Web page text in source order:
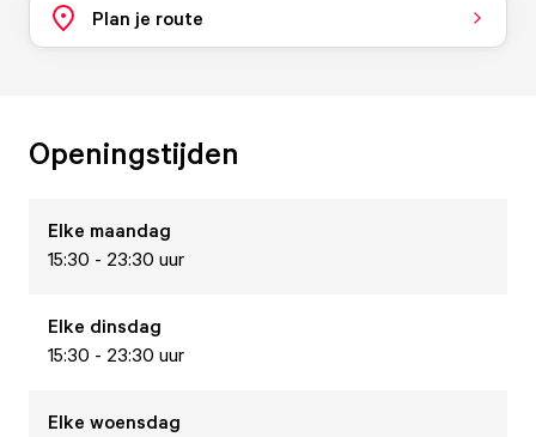
Plan je route
Openingstijden
Elke maandag
15:30 - 23:30 uur
Elke dinsdag
15:30 - 23:30 uur
Elke woensdag